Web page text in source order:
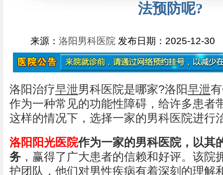
法预防呢?
来源：洛阳男科医院 发布日期：2025-12-30
洛阳治疗早泄男科医院是哪家?洛阳早泄
作为一种常见的功能性障碍，给许多患者
这样的情况下，选择一家的男科医院进行
洛阳阳光医院作为一家的男科医院，以其
务 ，赢得了广大患者的信赖和好评。该院
护团队，他们对男性疾病有着深刻的理解